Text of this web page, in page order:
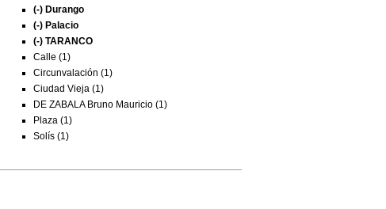
(-) Durango
(-) Palacio
(-) TARANCO
Calle (1)
Circunvalación (1)
Ciudad Vieja (1)
DE ZABALA Bruno Mauricio (1)
Plaza (1)
Solís (1)